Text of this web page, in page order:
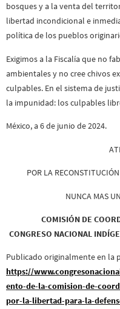
bosques y a la venta del
libertad incondicional e
política de los pueblos
Exigimos a la Fiscalía que no
ambientales y no cree chivos
culpables. En el sistema de
la impunidad: los culpables
México, a 6 de junio de 2024.
POR LA
NUNCA MAS
COMISIÓN DE
CONGRESO NACIONAL
Publicado originalmente en la
https://
ento-de-la-comision-de-
por-la-libertad-para-la-